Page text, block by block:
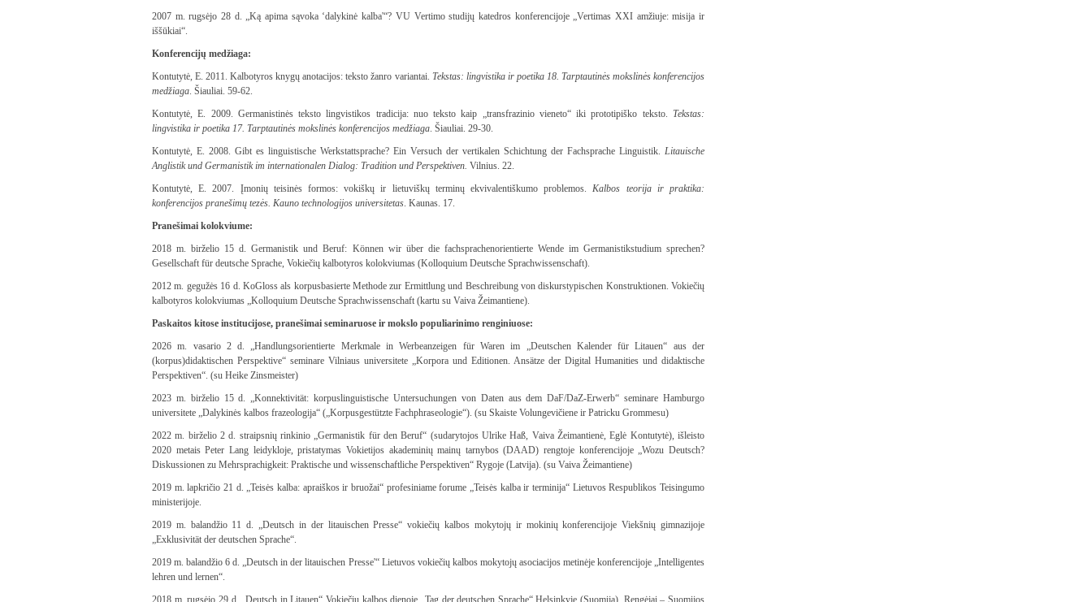
2007 m. rugsėjo 28 d. „Ką apima sąvoka ‘dalykinė kalba'“? VU Vertimo studijų katedros konferencijoje „Vertimas XXI amžiuje: misija ir
iššūkiai“.
Konferencijų medžiaga:
Kontutytė, E. 2011. Kalbotyros knygų anotacijos: teksto žanro variantai. Tekstas: lingvistika ir poetika 18. Tarptautinės mokslinės konferencijos
medžiaga. Šiauliai. 59-62.
Kontutytė, E. 2009. Germanistinės teksto lingvistikos tradicija: nuo teksto kaip „transfrazinio vieneto“ iki prototipiško teksto. Tekstas:
lingvistika ir poetika 17. Tarptautinės mokslinės konferencijos medžiaga. Šiauliai. 29-30.
Kontutytė, E. 2008. Gibt es linguistische Werkstattsprache? Ein Versuch der vertikalen Schichtung der Fachsprache Linguistik. Litauische
Anglistik und Germanistik im internationalen Dialog: Tradition und Perspektiven. Vilnius. 22.
Kontutytė, E. 2007. Įmonių teisinės formos: vokiškų ir lietuviškų terminų ekvivalentiškumo problemos.Kalbos teorija ir praktika:
konferencijos pranešimų tezės. Kauno technologijos universitetas. Kaunas. 17.
Pranešimai kolokviume:
2018 m. birželio 15 d. Germanistik und Beruf: Können wir über die fachsprachenorientierte Wende im Germanistikstudium sprechen?
Gesellschaft für deutsche Sprache, Vokiečių kalbotyros kolokviumas (Kolloquium Deutsche Sprachwissenschaft).
2012 m. gegužės 16 d. KoGloss als korpusbasierte Methode zur Ermittlung und Beschreibung von diskurstypischen Konstruktionen. Vokiečių
kalbotyros kolokviumas „Kolloquium Deutsche Sprachwissenschaft (kartu su Vaiva Žeimantiene).
Paskaitos kitose institucijose, pranešimai seminaruose ir mokslo populiarinimo renginiuose:
2026 m. vasario 2 d. „Handlungsorientierte Merkmale in Werbeanzeigen für Waren im „Deutschen Kalender für Litauen“ aus der
(korpus)didaktischen Perspektive“ seminare Vilniaus universitete „Korpora und Editionen. Ansätze der Digital Humanities und didaktische
Perspektiven“. (su Heike Zinsmeister)
2023 m. birželio 15 d. „Konnektivität: korpuslinguistische Untersuchungen von Daten aus dem DaF/DaZ-Erwerb“ seminare Hamburgo
universitete „Dalykinės kalbos frazeologija“ („Korpusgestützte Fachphraseologie“). (su Skaiste Volungevičiene ir Patricku Grommesu)
2022 m. birželio 2 d. straipsnių rinkinio „Germanistik für den Beruf“ (sudarytojos Ulrike Haß, Vaiva Žeimantienė, Eglė Kontutytė), išleisto
2020 metais Peter Lang leidykloje, pristatymas Vokietijos akademinių mainų tarnybos (DAAD) rengtoje konferencijoje „Wozu Deutsch?
Diskussionen zu Mehrsprachigkeit: Praktische und wissenschaftliche Perspektiven“ Rygoje (Latvija). (su Vaiva Žeimantiene)
2019 m. lapkričio 21 d. „Teisės kalba: apraiškos ir bruožai“ profesiniame forume „Teisės kalba ir terminija“ Lietuvos Respublikos Teisingumo
ministerijoje.
2019 m. balandžio 11 d. „Deutsch in der litauischen Presse“ vokiečių kalbos mokytojų ir mokinių konferencijoje Viekšnių gimnazijoje
„Exklusivität der deutschen Sprache“.
2019 m. balandžio 6 d. „Deutsch in der litauischen Presse'“ Lietuvos vokiečių kalbos mokytojų asociacijos metinėje konferencijoje „Intelligentes
lehren und lernen“.
2018 m. rugsėjo 29 d. „Deutsch in Litauen“ Vokiečių kalbos dienoje „Tag der deutschen Sprache“ Helsinkyje (Suomija). Rengėjai – Suomijos